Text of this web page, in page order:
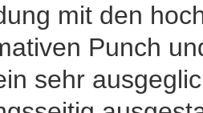
mit den
Punch
sehr